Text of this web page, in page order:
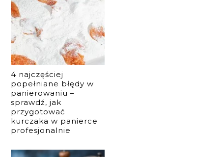
4 najczęściej
popełniane błędy w
panierowaniu –
sprawdź, jak
przygotować
kurczaka w panierce
profesjonalnie